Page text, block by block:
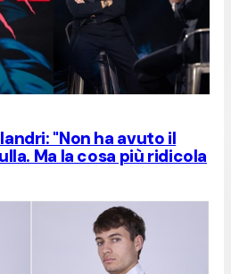
"Non ha avuto il
Ma la cosa più ridicola